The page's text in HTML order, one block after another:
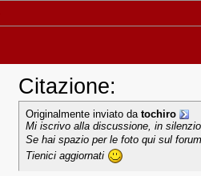
Citazione:
Originalmente inviato da tochiro
Mi iscrivo alla discussione, in
Se hai spazio per le foto qui sul
Tienici aggiornati